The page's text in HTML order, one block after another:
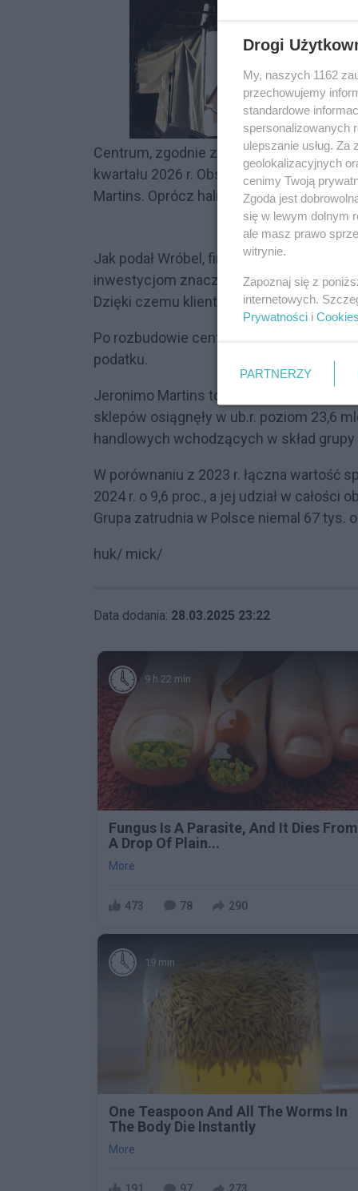
Centrum, zgodnie z planem ma
kwartału 2026 r. Obsługiwać ma ok. 300
Martins. Oprócz hali magazynowej
Jak podał Wróbel, firma ma obecnie 17
inwestycjom znacznie skraca się czas
Dzięki czemu klient kupuje świeży
Po rozbudowie centrum, do budżetu
podatku.
Jeronimo Martins to właściciel sieci
sklepów osiągnęły w ub.r. poziom 23,6
handlowych wchodzących w skład
W porównaniu z 2023 r. łączna wartość
2024 r. o 9,6 proc., a jej udział w całości
Grupa zatrudnia w Polsce niemal 67 tys.
huk/ mick/
Data dodania: 28.03.2025 23:22
9 h 22 min
Fungus Is A Parasite, And It Dies From
A Drop Of Plain...
More
473 78 290
19 min
One Teaspoon And All The Worms In
The Body Die Instantly
More
Drogi
My, naszych 1162
przechowujemy
standardowe
spersonalizowanych
ulepszanie usług.
geolokalizacyjnych
cenimy Twoją
Zgoda jest
się w lewym dolnym
ale masz prawo
witrynie.
Zapoznaj się z
internetowych.
Prywatności i Cookies
PARTNERZY